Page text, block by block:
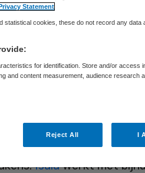
2025
ingesteld op de
Isalawerkt met
Privacy Statement
statistical cookies, these do not record any data
for identification. Store and/or access
and content measurement, audience research
Reject All I